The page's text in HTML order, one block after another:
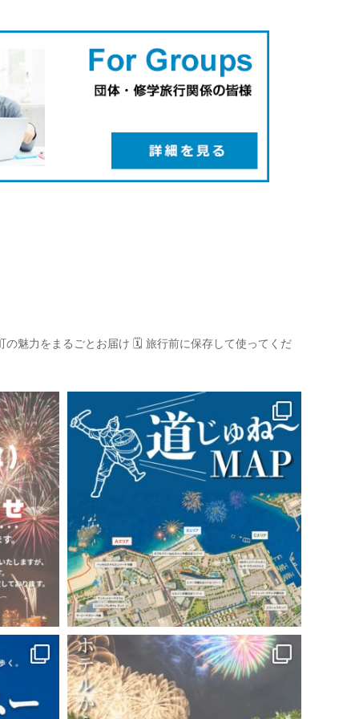
の魅力をまるごとお届け 🗓️ 旅行前に保存して使ってくだ